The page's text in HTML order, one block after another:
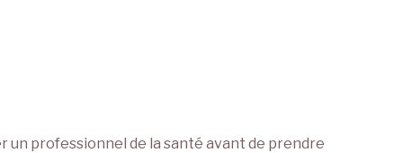
un professionnel de la santé avant de prendre